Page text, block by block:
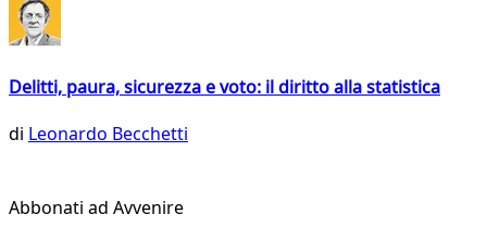
Delitti, paura, sicurezza e voto: il diritto alla statistica
di Leonardo Becchetti
Abbonati ad Avvenire